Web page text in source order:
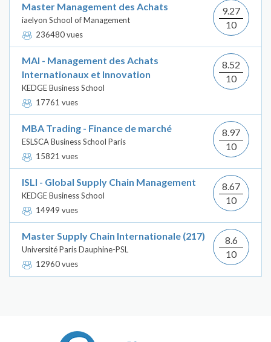
Master Management des Achats
iaelyon School of Management
236480 vues
9.27
10
MAI - Management des Achats
Internationaux et Innovation
KEDGE Business School
17761 vues
8.52
10
MBA Trading - Finance de marché
ESLSCA Business School Paris
15821 vues
8.97
10
ISLI - Global Supply Chain Management
KEDGE Business School
14949 vues
8.67
10
Master Supply Chain Internationale (217)
Université Paris Dauphine-PSL
12960 vues
8.6
10